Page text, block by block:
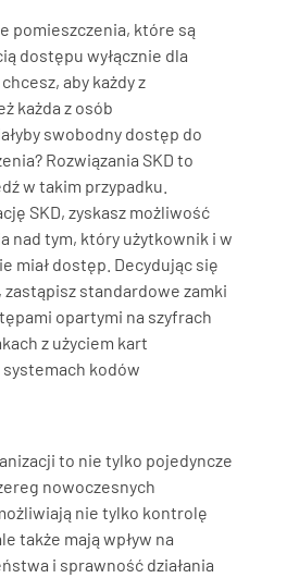
pomieszczenia, które są
dostępu wyłącznie dla
aby każdy z
każda z osób
swobodny dostęp do
Rozwiązania SKD to
w takim przypadku.
SKD, zyskasz możliwość
nad tym, który użytkownik i w
miał dostęp. Decydując się
zastąpisz standardowe zamki
opartymi na szyfrach
z użyciem kart
kodów
to nie tylko pojedyncze
nowoczesnych
nie tylko kontrolę
także mają wpływ na
i sprawność działania